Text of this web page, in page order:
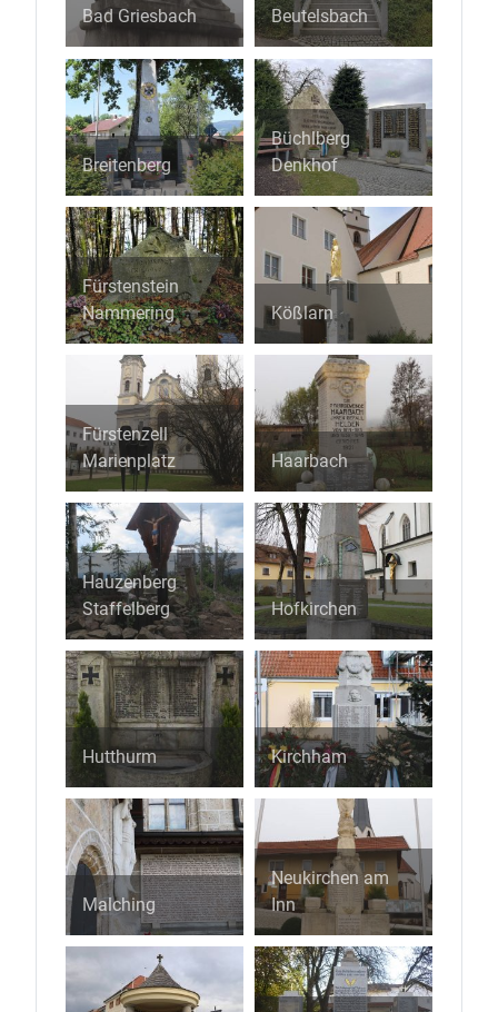
Bad Griesbach Beutelsbach
Breitenberg
Büchlberg
Denkhof
Fürstenstein
Nammering
Kößlarn
Fürstenzell
Marienplatz
Haarbach
Hauzenberg
Staffelberg
Hofkirchen
Hutthurm Kirchham
Malching
Neukirchen am
Inn